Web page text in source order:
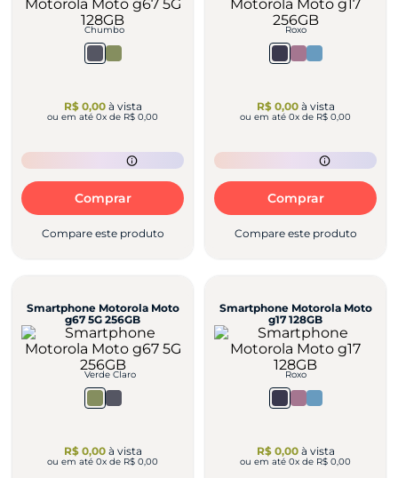
Chumbo
R$ 0,00à vista
ou em até 0x de R$ 0,00
Comprar
Compare este produto
Roxo
R$ 0,00à vista
ou em até 0x de R$ 0,00
Comprar
Compare este produto
Smartphone Motorola Moto
g67 5G 256GB
Verde Claro
R$ 0,00à vista
ou em até 0x de R$ 0,00
Smartphone Motorola Moto
g17 128GB
Roxo
R$ 0,00à vista
ou em até 0x de R$ 0,00